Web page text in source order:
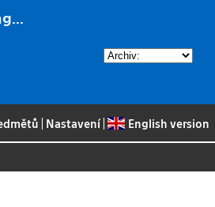
Nastavení| English version